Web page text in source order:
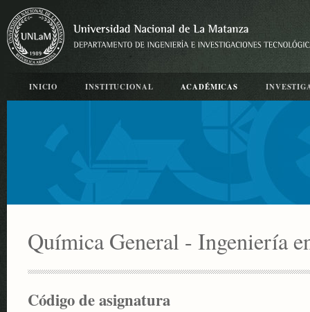
INICIO INSTITUCIONAL ACADÉMICAS
Química General - Ingeniería
Código de asignatura